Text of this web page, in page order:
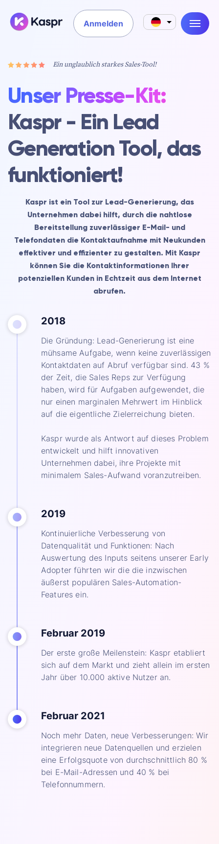
Anmelden
Ein unglaublich starkes Sales-Tool!
Unser Presse-Kit:
Kaspr - Ein Lead
Generation Tool, das
funktioniert!
Kaspr ist ein Tool zur Lead-Generierung, das
Unternehmen dabei hilft, durch die nahtlose
Bereitstellung zuverlässiger E-Mail- und
Telefondaten die Kontaktaufnahme mit Neukunden
effektiver und effizienter zu gestalten. Mit Kaspr
können Sie die Kontaktinformationen Ihrer
potenziellen Kunden in Echtzeit aus dem Internet
abrufen.
2018
Die Gründung: Lead-Generierung ist eine
mühsame Aufgabe, wenn keine zuverlässigen
Kontaktdaten auf Abruf verfügbar sind. 43 %
der Zeit, die Sales Reps zur Verfügung
haben, wird für Aufgaben aufgewendet, die
nur einen marginalen Mehrwert im Hinblick
auf die eigentliche Zielerreichung bieten.
Kaspr wurde als Antwort auf dieses Problem
entwickelt und hilft innovativen
Unternehmen dabei, ihre Projekte mit
minimalem Sales-Aufwand voranzutreiben.
2019
Kontinuierliche Verbesserung von
Datenqualität und Funktionen: Nach
Auswertung des Inputs seitens unserer Early
Adopter führten wir die die inzwischen
äußerst populären Sales-Automation-
Features ein.
Februar 2019
Der erste große Meilenstein: Kaspr etabliert
sich auf dem Markt und zieht allein im ersten
Jahr über 10.000 aktive Nutzer an.
Februar 2021
Noch mehr Daten, neue Verbesserungen: Wir
integrieren neue Datenquellen und erzielen
eine Erfolgsquote von durchschnittlich 80 %
bei E-Mail-Adressen und 40 % bei
Telefonnummern.